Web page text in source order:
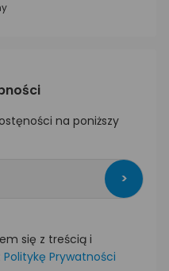
na poniższy
>
się z treścią i
Politykę Prywatności